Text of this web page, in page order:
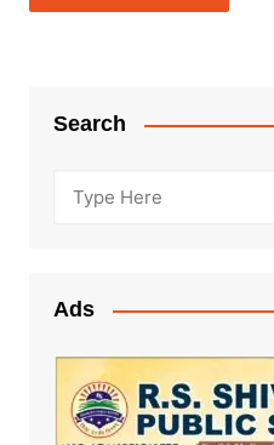
Search
Ads